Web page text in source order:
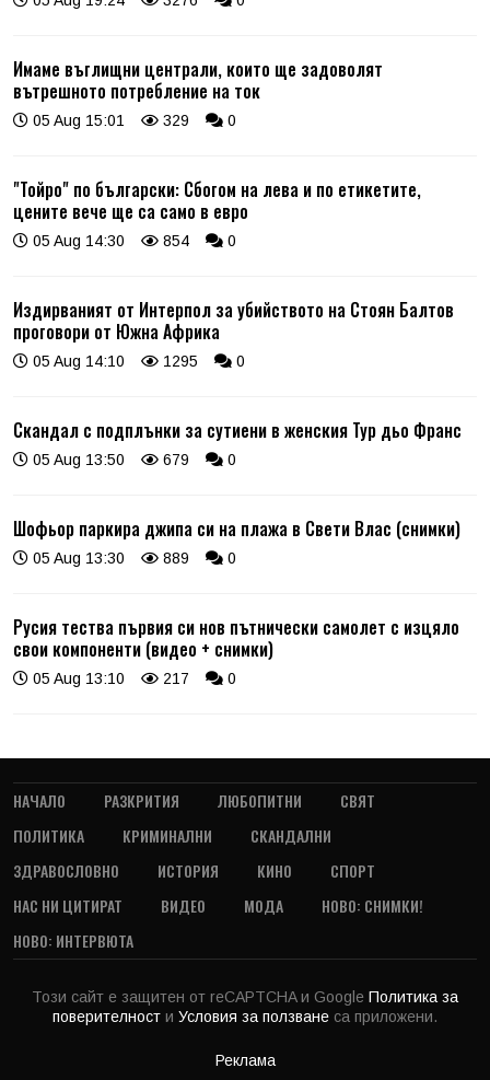
Имаме въглищни централи, които ще задоволят
вътрешното потребление на ток
05 Aug 15:01 329 0
"Тойро" по български: Сбогом на лева и по етикетите,
цените вече ще са само в евро
05 Aug 14:30 854 0
Издирваният от Интерпол за убийството на Стоян Балтов
проговори от Южна Африка
05 Aug 14:10 1295 0
Скандал с подплънки за сутиени в женския Тур дьо Франс
05 Aug 13:50 679 0
Шофьор паркира джипа си на плажа в Свети Влас (снимки)
05 Aug 13:30 889 0
Русия тества първия си нов пътнически самолет с изцяло
свои компоненти (видео + снимки)
05 Aug 13:10 217 0
НАЧАЛО РАЗКРИТИЯ ЛЮБОПИТНИ
СВЯТ
ПОЛИТИКА
КРИМИНАЛНИ
СКАНДАЛНИ
ЗДРАВОСЛОВНО
ИСТОРИЯ КИНО
СПОРТ
НАС НИ ЦИТИРАТ
ВИДЕО МОДА
НОВО: СНИМКИ!
НОВО: ИНТЕРВЮТА
Този сайт е защитен от reCAPTCHA и Google Политика за
поверителност и Условия за ползване са приложени.
Реклама